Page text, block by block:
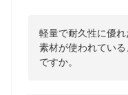
軽量で耐久性に優
素材が使われてい
ですか。